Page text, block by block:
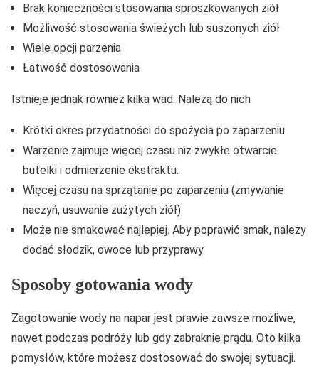
Brak konieczności stosowania sproszkowanych ziół
Możliwość stosowania świeżych lub suszonych ziół
Wiele opcji parzenia
Łatwość dostosowania
Istnieje jednak również kilka wad. Należą do nich
Krótki okres przydatności do spożycia po zaparzeniu
Warzenie zajmuje więcej czasu niż zwykłe otwarcie
butelki i odmierzenie ekstraktu.
Więcej czasu na sprzątanie po zaparzeniu (zmywanie
naczyń, usuwanie zużytych ziół)
Może nie smakować najlepiej. Aby poprawić smak, należy
dodać słodzik, owoce lub przyprawy.
Sposoby gotowania wody
Zagotowanie wody na napar jest prawie zawsze możliwe,
nawet podczas podróży lub gdy zabraknie prądu. Oto kilka
pomysłów, które możesz dostosować do swojej sytuacji.